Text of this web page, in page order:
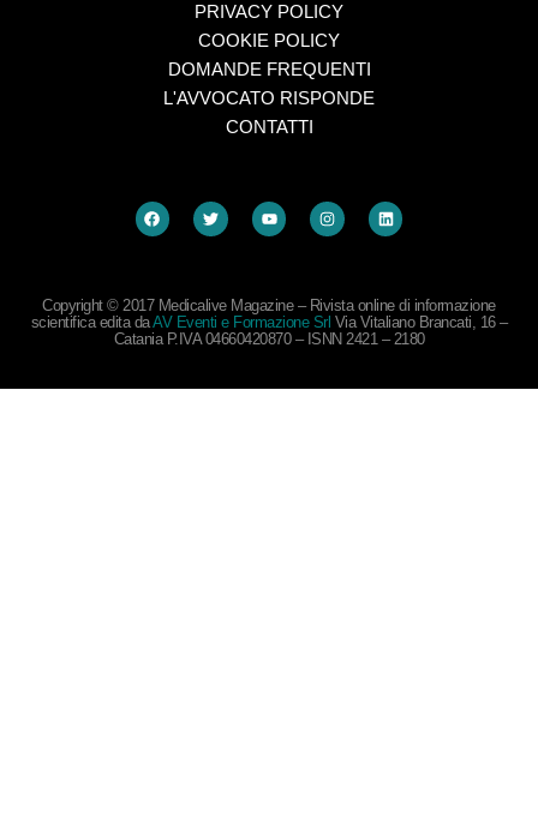
PRIVACY POLICY
COOKIE POLICY
DOMANDE FREQUENTI
L'AVVOCATO RISPONDE
CONTATTI
Copyright © 2017 Medicalive Magazine – Rivista online di informazione
scientifica edita daAV Eventi e Formazione Srl Via Vitaliano Brancati, 16 –
Catania P.IVA 04660420870 – ISNN 2421 – 2180